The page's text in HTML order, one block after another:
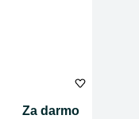
Za darmo